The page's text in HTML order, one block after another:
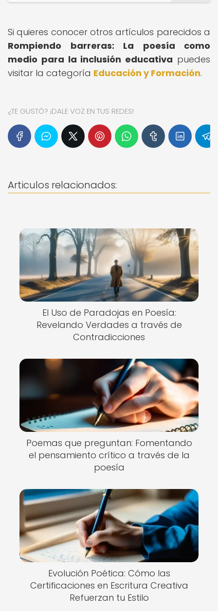
Si quieres conocer otros artículos parecidos a
Rompiendo barreras: La poesía como
medio para la inclusión educativa puedes
visitar la categoría Educación y Formación.
¿TE GUSTÓ? ¡DALE VOZ EN TUS REDES!
Articulos relacionados:
El Uso de Paradojas en Poesía:
Revelando Verdades a través de
Contradicciones
Poemas que preguntan: Fomentando
el pensamiento crítico a través de la
poesía
Evolución Poética: Cómo las
Certificaciones en Escritura Creativa
Refuerzan tu Estilo